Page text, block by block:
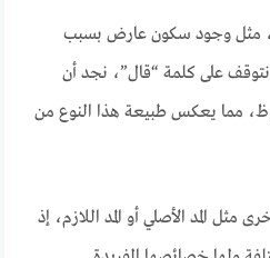
مثل وجود سكون عارض بسبب
نتوقف على كلمة “قال”، نجد أن
مما يعكس طبيعة هذا النوع من
مثل المد الأصلي أو المد اللازم، إذ